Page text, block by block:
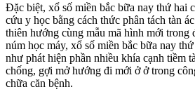
Đặc biệt, xổ số miền bắc bữa nay thứ hai
cứu y học bằng cách thức phân tách tàn
thiên hướng cùng mẫu mã hình mới trong
núm học máy, xổ số miền bắc bữa nay
như phát hiện phần nhiều khía cạnh tiềm
chống, gợi mở hướng đi mới ở ở trong
chữa căn bệnh.